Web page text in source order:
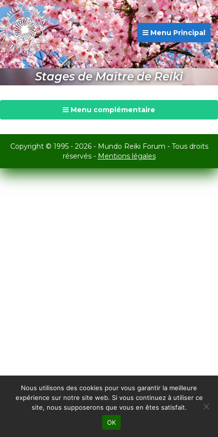
Menu Principal
Stages de Maître de Reiki
Menu complémentaire
Copyright © 1995 - 2026 - Mundo Reiki Forum - Tous droits
réservés - Mentions légales
Nous utilisons des cookies pour vous garantir la meilleure
expérience sur notre site web. Si vous continuez à utiliser ce
site, nous supposerons que vous en êtes satisfait.
OK